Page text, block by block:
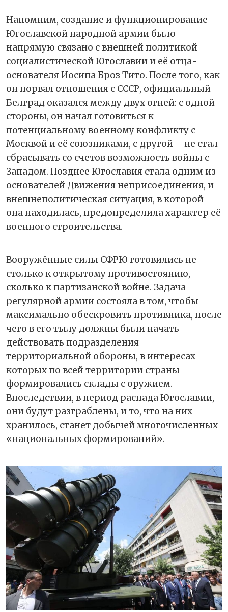
Напомним, создание и функционирование
Югославской народной армии было
напрямую связано с внешней политикой
социалистической Югославии и её отца-
основателя Иосипа Броз Тито. После того, как
он порвал отношения с СССР, официальный
Белград оказался между двух огней: с одной
стороны, он начал готовиться к
потенциальному военному конфликту с
Москвой и её союзниками, с другой – не стал
сбрасывать со счетов возможность войны с
Западом. Позднее Югославия стала одним из
основателей Движения неприсоединения, и
внешнеполитическая ситуация, в которой
она находилась, предопределила характер её
военного строительства.
Вооружённые силы СФРЮ готовились не
столько к открытому противостоянию,
сколько к партизанской войне. Задача
регулярной армии состояла в том, чтобы
максимально обескровить противника, после
чего в его тылу должны были начать
действовать подразделения
территориальной обороны, в интересах
которых по всей территории страны
формировались склады с оружием.
Впоследствии, в период распада Югославии,
они будут разграблены, и то, что на них
хранилось, станет добычей многочисленных
«национальных формирований».